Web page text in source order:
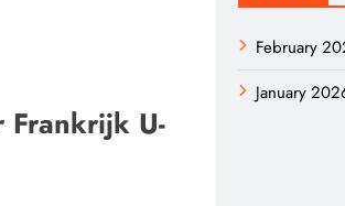
U-
February
January